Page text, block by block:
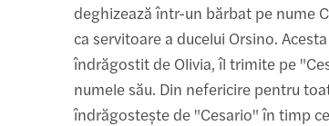
deghizează într-un bărbat pe nume
ca servitoare a ducelui Orsino.
îndrăgostit de Olivia, îl trimite pe
numele său. Din nefericire pentru
îndrăgostește de "Cesario" în timp